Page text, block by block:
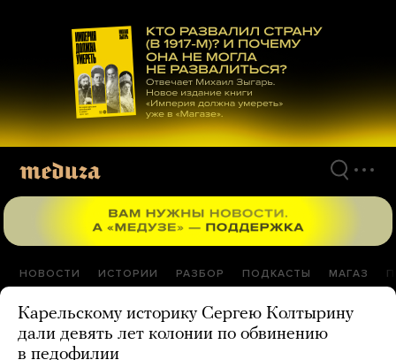
материалам
НОВОСТИ ИСТОРИИ РАЗБОР ПОДКАСТЫ МАГАЗ
Карельскому историку Сергею Колтырину
дали девять лет колонии по обвинению
в педофилии